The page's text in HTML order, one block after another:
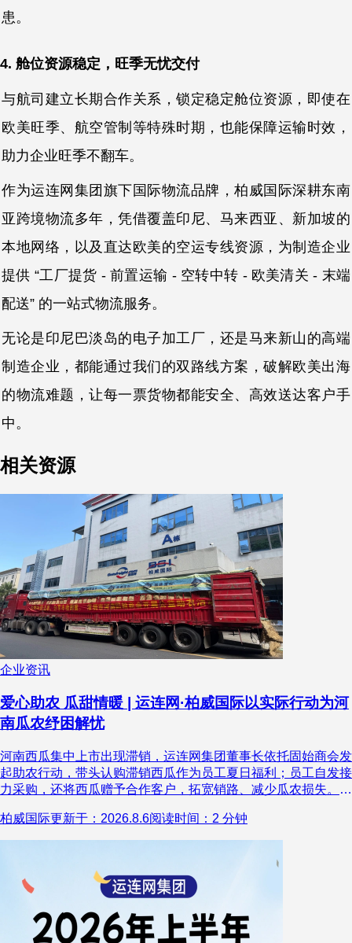
患。
4. 舱位资源稳定，旺季无忧交付
与航司建立长期合作关系，锁定稳定舱位资源，即使在
欧美旺季、航空管制等特殊时期，也能保障运输时效，
助力企业旺季不翻车。
作为运连网集团旗下国际物流品牌，柏威国际深耕东南
亚跨境物流多年，凭借覆盖印尼、马来西亚、新加坡的
本地网络，以及直达欧美的空运专线资源，为制造企业
提供 “工厂提货 - 前置运输 - 空转中转 - 欧美清关 - 末端
配送” 的一站式物流服务。
无论是印尼巴淡岛的电子加工厂，还是马来新山的高端
制造企业，都能通过我们的双路线方案，破解欧美出海
的物流难题，让每一票货物都能安全、高效送达客户手
中。
相关资源
企业资讯
爱心助农 瓜甜情暖 | 运连网·柏威国际以实际行动为河
南瓜农纾困解忧
河南西瓜集中上市出现滞销，运连网集团董事长依托固始商会发
起助农行动，带头认购滞销西瓜作为员工夏日福利；员工自发接
力采购，还将西瓜赠予合作客户，拓宽销路、减少瓜农损失。西
是企业践行社会责任、反哺乡土的体现，集团称未来会持续联动
商会开展各类公益帮扶，传递善意与企业温度。
柏威国际更新于：2026.8.6阅读时间：2 分钟